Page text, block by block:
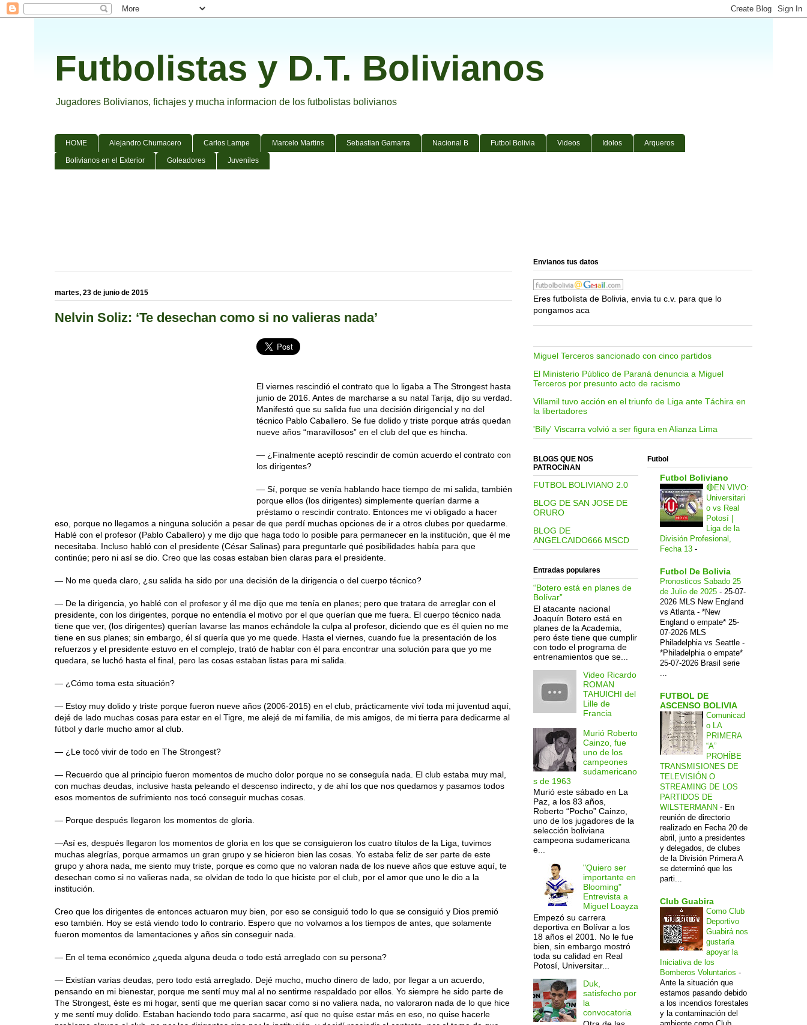
Futbolistas y D.T. Bolivianos
Jugadores Bolivianos, fichajes y mucha informacion de los futbolistas bolivianos
HOME Alejandro Chumacero Carlos Lampe Marcelo Martins Sebastian Gamarra Nacional B Futbol Bolivia Videos Idolos Arqueros
Bolivianos en el Exterior Goleadores Juveniles
martes, 23 de junio de 2015
Nelvin Soliz: ‘Te desechan como si no valieras nada’
El viernes rescindió el contrato que lo ligaba a The Strongest hasta
junio de 2016. Antes de marcharse a su natal Tarija, dijo su verdad.
Manifestó que su salida fue una decisión dirigencial y no del
técnico Pablo Caballero. Se fue dolido y triste porque atrás quedan
nueve años “maravillosos” en el club del que es hincha.
— ¿Finalmente aceptó rescindir de común acuerdo el contrato con
los dirigentes?
— Sí, porque se venía hablando hace tiempo de mi salida, también
porque ellos (los dirigentes) simplemente querían darme a
préstamo o rescindir contrato. Entonces me vi obligado a hacer
eso, porque no llegamos a ninguna solución a pesar de que perdí muchas opciones de ir a otros clubes por quedarme.
Hablé con el profesor (Pablo Caballero) y me dijo que haga todo lo posible para permanecer en la institución, que él me
necesitaba. Incluso habló con el presidente (César Salinas) para preguntarle qué posibilidades había para que
continúe; pero ni así se dio. Creo que las cosas estaban bien claras para el presidente.
— No me queda claro, ¿su salida ha sido por una decisión de la dirigencia o del cuerpo técnico?
— De la dirigencia, yo hablé con el profesor y él me dijo que me tenía en planes; pero que tratara de arreglar con el
presidente, con los dirigentes, porque no entendía el motivo por el que querían que me fuera. El cuerpo técnico nada
tiene que ver, (los dirigentes) querían lavarse las manos echándole la culpa al profesor, diciendo que es él quien no me
tiene en sus planes; sin embargo, él sí quería que yo me quede. Hasta el viernes, cuando fue la presentación de los
refuerzos y el presidente estuvo en el complejo, trató de hablar con él para encontrar una solución para que yo me
quedara, se luchó hasta el final, pero las cosas estaban listas para mi salida.
— ¿Cómo toma esta situación?
— Estoy muy dolido y triste porque fueron nueve años (2006-2015) en el club, prácticamente viví toda mi juventud aquí,
dejé de lado muchas cosas para estar en el Tigre, me alejé de mi familia, de mis amigos, de mi tierra para dedicarme al
fútbol y darle mucho amor al club.
— ¿Le tocó vivir de todo en The Strongest?
— Recuerdo que al principio fueron momentos de mucho dolor porque no se conseguía nada. El club estaba muy mal,
con muchas deudas, inclusive hasta peleando el descenso indirecto, y de ahí los que nos quedamos y pasamos todos
esos momentos de sufrimiento nos tocó conseguir muchas cosas.
— Porque después llegaron los momentos de gloria.
—Así es, después llegaron los momentos de gloria en los que se consiguieron los cuatro títulos de la Liga, tuvimos
muchas alegrías, porque armamos un gran grupo y se hicieron bien las cosas. Yo estaba feliz de ser parte de este
grupo y ahora nada, me siento muy triste, porque es como que no valoran nada de los nueve años que estuve aquí, te
desechan como si no valieras nada, se olvidan de todo lo que hiciste por el club, por el amor que uno le dio a la
institución.
Creo que los dirigentes de entonces actuaron muy bien, por eso se consiguió todo lo que se consiguió y Dios premió
eso también. Hoy se está viendo todo lo contrario. Espero que no volvamos a los tiempos de antes, que solamente
fueron momentos de lamentaciones y años sin conseguir nada.
— En el tema económico ¿queda alguna deuda o todo está arreglado con su persona?
— Existían varias deudas, pero todo está arreglado. Dejé mucho, mucho dinero de lado, por llegar a un acuerdo,
pensando en mi bienestar, porque me sentí muy mal al no sentirme respaldado por ellos. Yo siempre he sido parte de
The Strongest, éste es mi hogar, sentí que me querían sacar como si no valiera nada, no valoraron nada de lo que hice
y me sentí muy dolido. Estaban haciendo todo para sacarme, así que no quise estar más en eso, no quise hacerle
Envianos tus datos
Eres futbolista de Bolivia, envia tu c.v. para que lo
pongamos aca
Miguel Terceros sancionado con cinco partidos
El Ministerio Público de Paraná denuncia a Miguel
Terceros por presunto acto de racismo
Villamil tuvo acción en el triunfo de Liga ante Táchira en
la libertadores
'Billy' Viscarra volvió a ser figura en Alianza Lima
BLOGS QUE NOS
PATROCINAN
FUTBOL BOLIVIANO 2.0
BLOG DE SAN JOSE DE
ORURO
BLOG DE
ANGELCAIDO666 MSCD
Entradas populares
“Botero está en planes de
Bolívar”
El atacante nacional
Joaquín Botero está en
planes de la Academia,
pero éste tiene que cumplir
con todo el programa de
entrenamientos que se...
Video Ricardo
ROMAN
TAHUICHI del
Lille de
Francia
Murió Roberto
Cainzo, fue
uno de los
campeones
sudamericano
s de 1963
Murió este sábado en La
Paz, a los 83 años,
Roberto “Pocho” Cainzo,
uno de los jugadores de la
selección boliviana
campeona sudamericana
e...
"Quiero ser
importante en
Blooming"
Entrevista a
Miguel Loayza
Empezó su carrera
deportiva en Bolívar a los
18 años el 2001. No le fue
bien, sin embargo mostró
toda su calidad en Real
Potosí, Universitar...
Duk,
satisfecho por
la
convocatoria
Futbol
Futbol Boliviano
🔴EN VIVO:
Universitari
o vs Real
Potosí |
Liga de la
División Profesional,
Fecha 13 -
Futbol De Bolivia
Pronosticos Sabado 25
de Julio de 2025 - 25-07-
2026 MLS New England
vs Atlanta - *New
England o empate* 25-
07-2026 MLS
Philadelphia vs Seattle -
*Philadelphia o empate*
25-07-2026 Brasil serie
FUTBOL DE
ASCENSO BOLIVIA
Comunicad
o LA
PRIMERA
“A”
PROHÍBE
TRANSMISIONES DE
TELEVISIÓN O
STREAMING DE LOS
PARTIDOS DE
WILSTERMANN - En
reunión de directorio
realizado en Fecha 20 de
abril, junto a presidentes
y delegados, de clubes
de la División Primera A
se determinó que los
parti...
Club Guabira
Como Club
Deportivo
Guabirá nos
gustaría
apoyar la
Iniciativa de los
Bomberos Voluntarios -
Ante la situación que
estamos pasando debido
a los incendios forestales
y la contaminación del